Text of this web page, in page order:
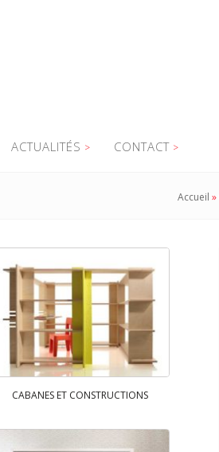
ACTUALITÉS CONTACT
Accueil »
CABANES ET CONSTRUCTIONS